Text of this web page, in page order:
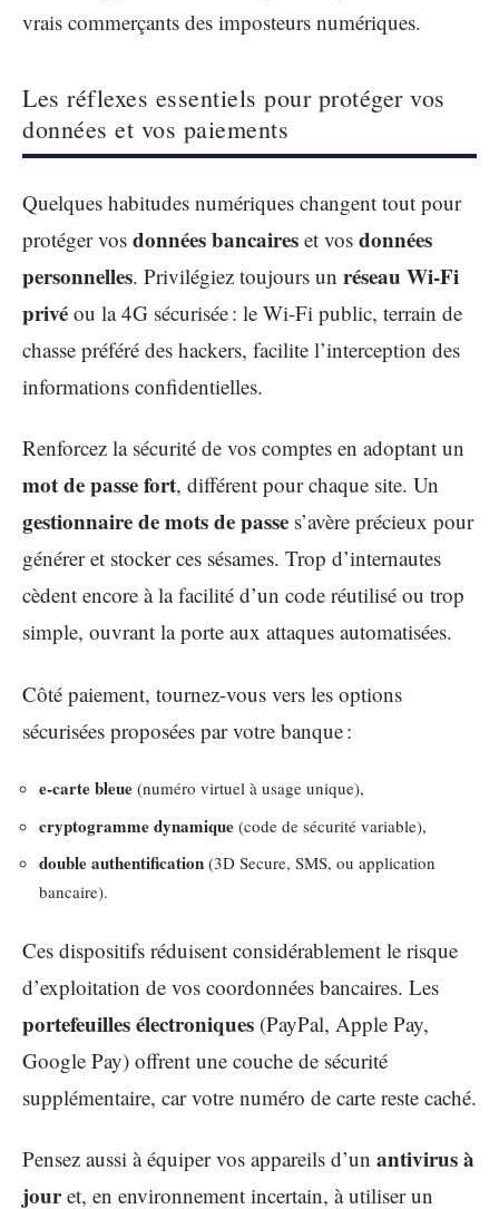
vrais commerçants des imposteurs numériques.
Les réflexes essentiels pour protéger vos
données et vos paiements
Quelques habitudes numériques changent tout pour
protéger vos données bancaires et vos données
personnelles. Privilégiez toujours un réseau Wi-Fi
privé ou la 4G sécurisée : le Wi-Fi public, terrain de
chasse préféré des hackers, facilite l’interception des
informations confidentielles.
Renforcez la sécurité de vos comptes en adoptant un
mot de passe fort, différent pour chaque site. Un
gestionnaire de mots de passe s’avère précieux pour
générer et stocker ces sésames. Trop d’internautes
cèdent encore à la facilité d’un code réutilisé ou trop
simple, ouvrant la porte aux attaques automatisées.
Côté paiement, tournez-vous vers les options
sécurisées proposées par votre banque :
e-carte bleue (numéro virtuel à usage unique),
cryptogramme dynamique (code de sécurité variable),
double authentification (3D Secure, SMS, ou application
bancaire).
Ces dispositifs réduisent considérablement le risque
d’exploitation de vos coordonnées bancaires. Les
portefeuilles électroniques (PayPal, Apple Pay,
Google Pay) offrent une couche de sécurité
supplémentaire, car votre numéro de carte reste caché.
Pensez aussi à équiper vos appareils d’un antivirus à
jouret, en environnement incertain, à utiliser un